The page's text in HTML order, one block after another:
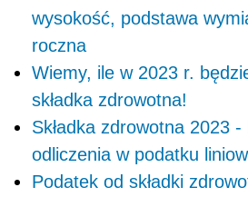
wysokość, podstawa
roczna
Wiemy, ile w 2023 r.
składka zdrowotna!
Składka zdrowotna 2023
odliczenia w podatku
Podatek od składki